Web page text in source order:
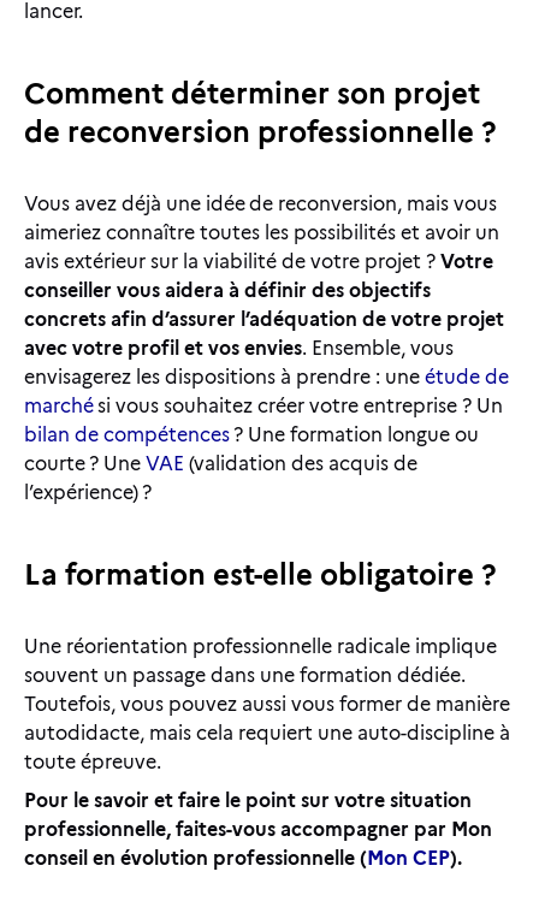
lancer.
Comment déterminer son projet
de reconversion professionnelle ?
Vous avez déjà une idée de reconversion, mais vous
aimeriez connaître toutes les possibilités et avoir un
avis extérieur sur la viabilité de votre projet ? Votre
conseiller vous aidera à définir des objectifs
concrets afin d’assurer l’adéquation de votre projet
avec votre profil et vos envies. Ensemble, vous
envisagerez les dispositions à prendre : une étude de
marchési vous souhaitez créer votre entreprise ? Un
bilan de compétences ? Une formation longue ou
courte ? Une VAE (validation des acquis de
l’expérience) ?
La formation est-elle obligatoire ?
Une réorientation professionnelle radicale implique
souvent un passage dans une formation dédiée.
Toutefois, vous pouvez aussi vous former de manière
autodidacte, mais cela requiert une auto-discipline à
toute épreuve.
Pour le savoir et faire le point sur votre situation
professionnelle, faites-vous accompagner par Mon
conseil en évolution professionnelle (Mon CEP).